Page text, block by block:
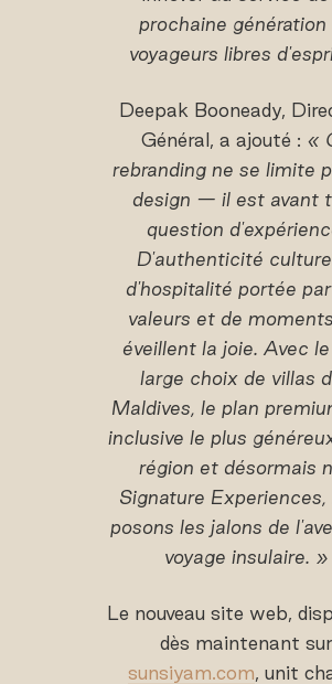
prochaine génération
voyageurs libres
Deepak Booneady,
Général, a ajouté : «
rebranding ne se limite
design — il est avant
question
D'authenticité
d'hospitalité portée
valeurs et de
éveillent la joie. Avec
large choix de villas
Maldives, le plan
inclusive le plus
région et désormais
Signature Experiences,
posons les jalons de
voyage insulaire. »
Le nouveau site web,
dès maintenant sur
sunsiyam.com, unit